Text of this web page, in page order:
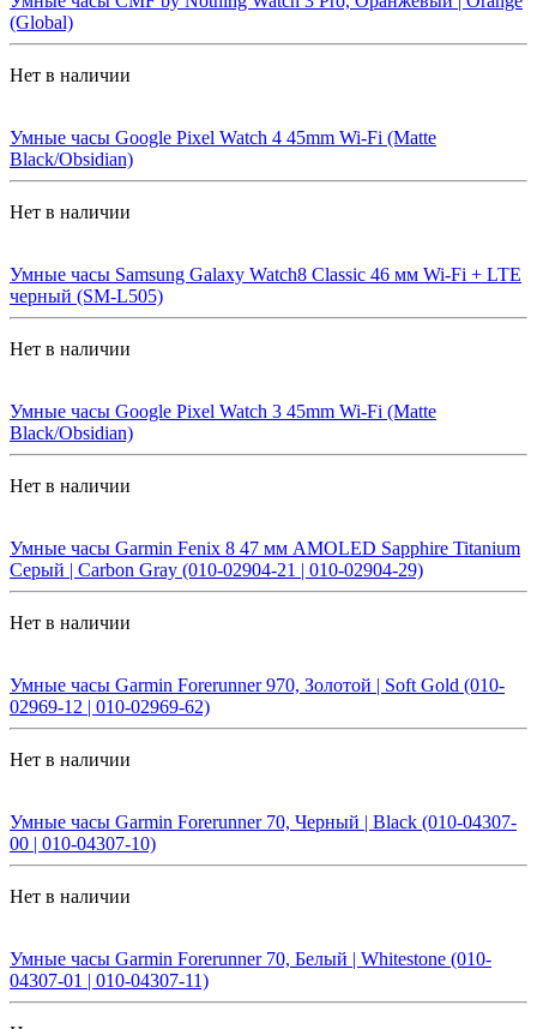
(Global)
Нет в наличии
Умные часы Google Pixel Watch 4 45mm Wi-Fi (Matte
Black/Obsidian)
Нет в наличии
Умные часы Samsung Galaxy Watch8 Classic 46 мм Wi-Fi + LTE
черный (SM-L505)
Нет в наличии
Умные часы Google Pixel Watch 3 45mm Wi-Fi (Matte
Black/Obsidian)
Нет в наличии
Умные часы Garmin Fenix 8 47 мм AMOLED Sapphire Titanium
Серый | Carbon Gray (010-02904-21 | 010-02904-29)
Нет в наличии
Умные часы Garmin Forerunner 970, Золотой | Soft Gold (010-
02969-12 | 010-02969-62)
Нет в наличии
Умные часы Garmin Forerunner 70, Черный | Black (010-04307-
00 | 010-04307-10)
Нет в наличии
Умные часы Garmin Forerunner 70, Белый | Whitestone (010-
04307-01 | 010-04307-11)